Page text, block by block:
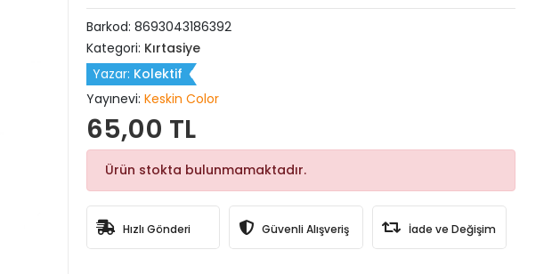
Barkod: 8693043186392
Kategori: Kırtasiye
Yazar: Kolektif
Yayınevi: Keskin Color
65,00 TL
Ürün stokta bulunmamaktadır.
Hızlı Gönderi Güvenli Alışveriş İade ve Değişim